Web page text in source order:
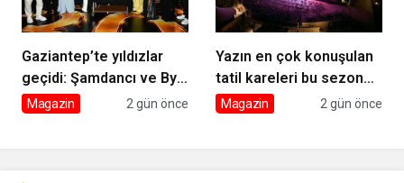
Gaziantep’te yıldızlar
geçidi: Şamdancı ve By
Mustafa açılışı ile Green
Magazin 2 gün önce
Yazın en çok konuşulan
tatil kareleri bu sezon
Ethno Belek’ten geldi
Magazin 2 gün önce